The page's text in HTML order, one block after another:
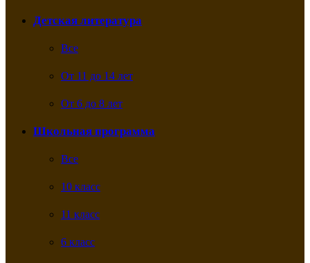
Детская литература
Все
От 11 до 14 лет
От 6 до 8 лет
Школьная программа
Все
10 класс
11 класс
6 класс